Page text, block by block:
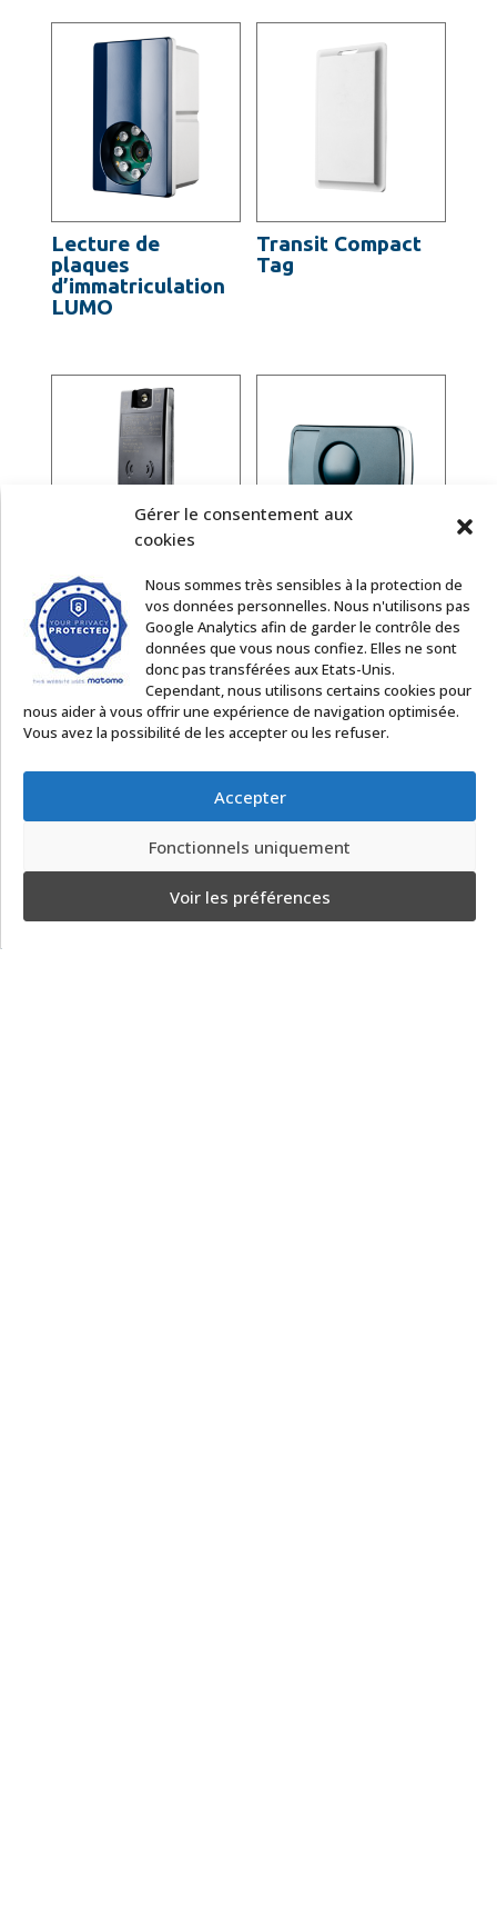
Gérer le consentement aux
cookies
Nous sommes très sensibles à la protection de
vos données personnelles. Nous n'utilisons pas
Google Analytics afin de garder le contrôle des
données que vous nous confiez. Elles ne sont
donc pas transférées aux Etats-Unis.
Cependant, nous utilisons certains cookies pour
nous aider à vous offrir une expérience de navigation optimisée.
Vous avez la possibilité de les accepter ou les refuser.
Accepter
Fonctionnels uniquement
Voir les préférences
Lecture de
plaques
d’immatriculation
LUMO
Transit Compact
Tag
Transit Heavy
Duty Tag
Transit Prox
Booster 2G
☰ Contrôle d’accès et alarme
☰ Parking